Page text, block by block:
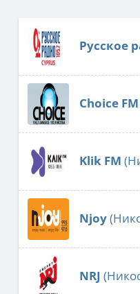
Русское
Choice FM
Klik FM
Njoy
NRJ